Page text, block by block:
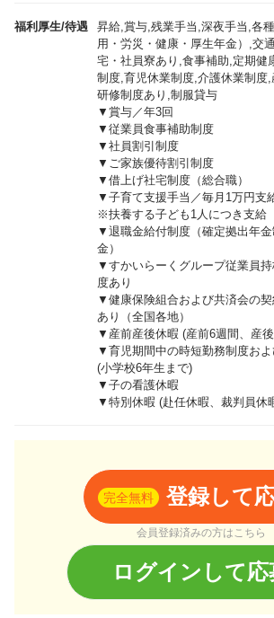
福利厚生/待遇
昇給,賞与,残業手当,深夜手当,各
用・労災・健康・厚生年金）,交
宅・社員寮あり,食事補助,定期健
制度,育児休業制度,介護休業制度
研修制度あり,制服貸与
▼賞与／年3回
▼従業員食事補助制度
▼社員割引制度
▼ご家族優待割引制度
▼借上げ社宅制度（総合職）
▼子育て支援手当／毎月1万円
※扶養する子ども1人につき支給
▼退職金給付制度（確定拠出年
金）
▼すかいらーくグループ従業員持
度あり
▼健康保険組合および共済会の
あり（全国各地）
▼産前産後休暇 (産前6週間、産
▼育児期間中の時短勤務制度お
(小学校6年生まで)
▼子の看護休暇
▼特別休暇 (赴任休暇、裁判員休
完全無料 登録して
会員登録済みの方はこちら
ログインして応